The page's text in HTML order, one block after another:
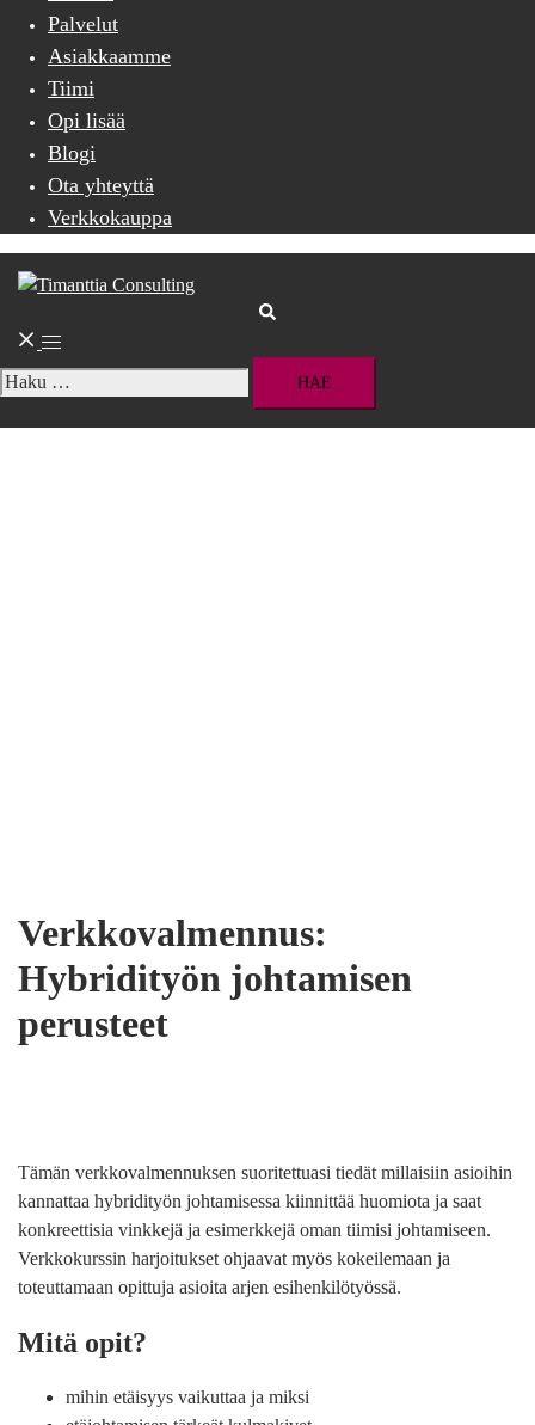
Palvelut
Asiakkaamme
Tiimi
Opi lisää
Blogi
Ota yhteyttä
Verkkokauppa
Toggle
menu
Haku:
Verkkovalmennus:
Hybridityön johtamisen
perusteet
Tämän verkkovalmennuksen suoritettuasi tiedät millaisiin asioihin
kannattaa hybridityön johtamisessa kiinnittää huomiota ja saat
konkreettisia vinkkejä ja esimerkkejä oman tiimisi johtamiseen.
Verkkokurssin harjoitukset ohjaavat myös kokeilemaan ja
toteuttamaan opittuja asioita arjen esihenkilötyössä.
Mitä opit?
mihin etäisyys vaikuttaa ja miksi